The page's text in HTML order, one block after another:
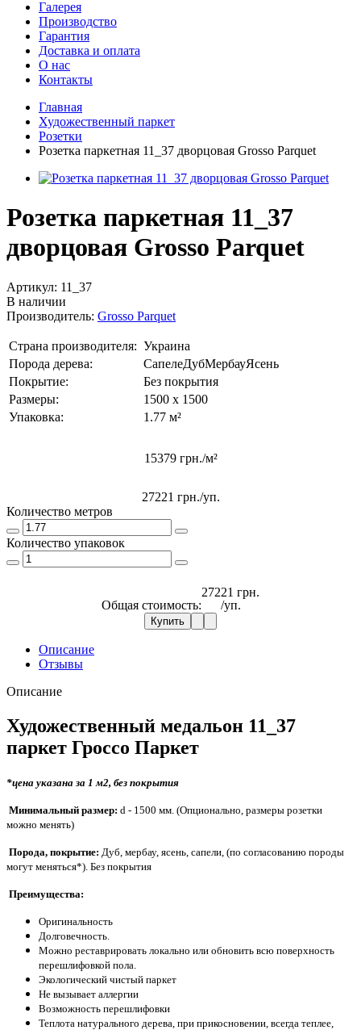
Галерея
Производство
Гарантия
Доставка и оплата
О нас
Контакты
Главная
Художественный паркет
Розетки
Розетка паркетная 11_37 дворцовая Grosso Parquet
Розетка паркетная 11_37
дворцовая Grosso Parquet
Артикул: 11_37
В наличии
Производитель: Grosso Parquet
Страна производителя: Украина
Порода дерева:
СапелеДубМербауЯсень
Покрытие:
Без покрытия
Размеры:
1500 х 1500
Упаковка:
1.77 м²
15379 грн./м²
27221 грн./уп.
Количество метров
Количество упаковок
Общая стоимость:
27221 грн.
/уп.
Купить
Описание
Отзывы
Описание
Художественный медальон 11_37
паркет Гроссо Паркет
*цена указана за 1 м2, без покрытия
Минимальный размер: d - 1500 мм. (Опционально, размеры розетки
можно менять)
Порода, покрытие: Дуб, мербау, ясень, сапели, (по согласованию породы
могут меняться*). Без покрытия
Преимущества:
Оригинальность
Долговечность.
Можно реставрировать локально или обновить всю поверхность
перешлифовкой пола.
Экологический чистый паркет
Не вызывает аллергии
Возможность перешлифовки
Теплота натурального дерева, при прикосновении, всегда теплее,